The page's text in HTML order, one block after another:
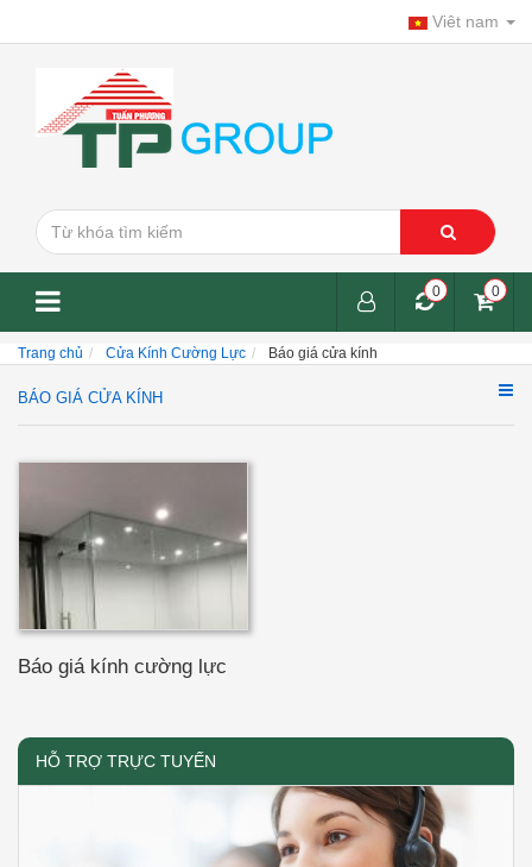
Viêt nam
0
0
Trang chủ Cửa Kính Cường Lực Báo giá cửa kính
BÁO GIÁ CỬA KÍNH
Báo giá kính cường lực
HỖ TRỢ TRỰC TUYẾN